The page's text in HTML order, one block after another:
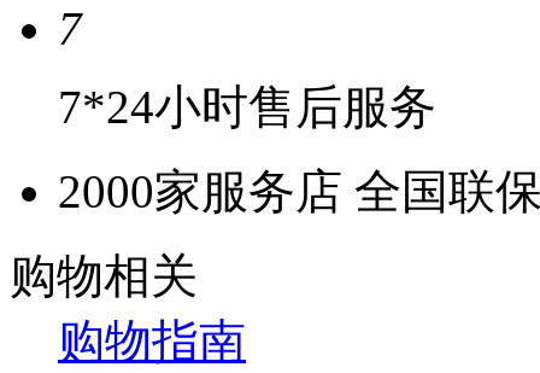
7
7*24小时售后服务
2000家服务店 全国联
购物相关
购物指南